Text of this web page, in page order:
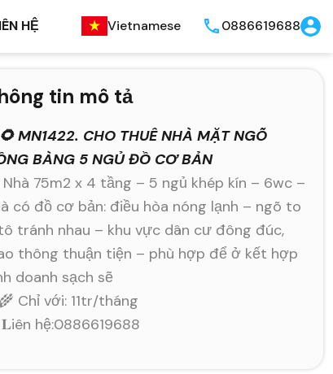
HỆ Vietnamese 0886619688
tin mô tả
MN1422. CHO THUÊ NHÀ MẶT NGÕ
BÀNG 5 NGỦ ĐỒ CƠ BẢN
Nhà 75m2 x 4 tầng – 5 ngủ khép kín – 6wc –
có đồ cơ bản: điều hòa nóng lạnh – ngõ to
tránh nhau – khu vực dân cư đông đúc,
thông thuận tiện – phù hợp để ở kết hợp
doanh sạch sẽ
Chỉ với: 11tr/tháng
hệ:0886619688